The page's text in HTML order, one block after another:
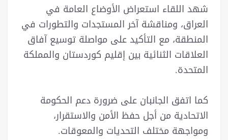
شهد اللقاء استعراض الأوضاع العامة في
العراق، ومناقشة آخر المستجدات والتطورات في
المنطقة، مع التأكيد على مواصلة توسيع آفاق
العلاقات الثنائية بين إقليم كوردستان والمملكة
المتحدة.
كما اتفق الجانبان على ضرورة دعم الحكومة
الاتحادية من أجل حفظ الأمن والاستقرار،
ومواجهة مختلف التحديات والمعوقات.